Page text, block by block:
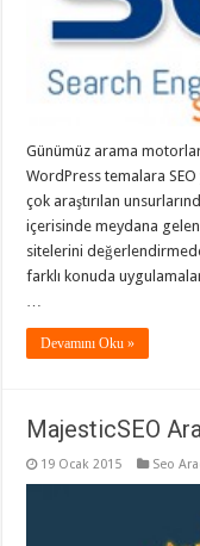
Günümüz arama
WordPress temalara
çok araştırılan
içerisinde meydana
sitelerini
farklı konuda
…
Devamını Oku »
MajesticSEO
19 Ocak 2015 Seo